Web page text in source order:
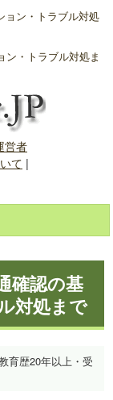
ョン・トラブル対処
ン・トラブル対処ま
営者
て |
確認の基
対処まで
育歴20年以上・受